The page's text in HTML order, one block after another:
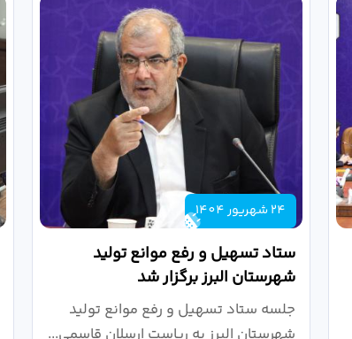
24 شهریور 1404
ستاد تسهیل و رفع موانع تولید
شهرستان البرز برگزار شد
جلسه ستاد تسهیل و رفع موانع تولید
شهرستان البرز به ریاست ارسلان قاسمی...